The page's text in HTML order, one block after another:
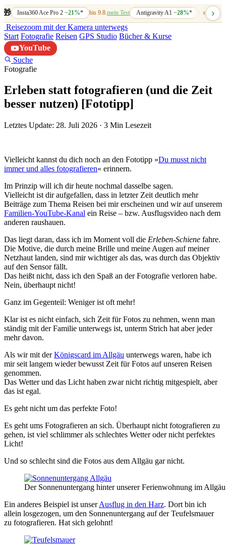
🎁 Insta360 Ace Pro 2−21%* bis 9.8.mein Test Antigravity A1 −28%* bis 7.8.
›
Reisezoom mit der Kamera unterwegs
Start Fotografie Reisen GPS Studio Bücher & Kurse
YouTube
Suche
Fotografie
Erleben statt fotografieren (und die Zeit
besser nutzen) [Fototipp]
Letztes Update: 28. Juli 2026 · 3 Min Lesezeit
Vielleicht kannst du dich noch an den Fototipp »Du musst nicht
immer und alles fotografieren« erinnern.
Im Prinzip will ich dir heute nochmal dasselbe sagen.
Vielleicht ist dir aufgefallen, dass in letzter Zeit deutlich mehr
Beiträge zum Thema Reisen bei mir erscheinen und wir auf unserem
Familien-YouTube-Kanal ein Reise – bzw. Ausflugsvideo nach dem
anderen raushauen.
Das liegt daran, dass ich im Moment voll die Erleben-Schiene fahre.
Die Motive, die durch meine Brille und meine Augen auf meiner
Netzhaut landen, sind mir wichtiger als das, was durch das Objektiv
auf den Sensor fällt.
Das heißt nicht, dass ich den Spaß an der Fotografie verloren habe.
Nein, überhaupt nicht!
Ganz im Gegenteil: Weniger ist oft mehr!
Klar ist es nicht einfach, sich Zeit für Fotos zu nehmen, wenn man
ständig mit der Familie unterwegs ist, unterm Strich hat aber jeder
mehr davon.
Als wir mit derKönigscard im Allgäu unterwegs waren, habe ich
mir seit langem wieder bewusst Zeit für Fotos auf unseren Reisen
genommen.
Das Wetter und das Licht haben zwar nicht richtig mitgespielt, aber
das ist egal.
Es geht nicht um das perfekte Foto!
Es geht ums Fotografieren an sich. Überhaupt nicht fotografieren zu
gehen, ist viel schlimmer als schlechtes Wetter oder nicht perfektes
Licht!
Und so schlecht sind die Fotos aus dem Allgäu gar nicht.
Der Sonnenuntergang hinter unserer Ferienwohnung im
Ein anderes Beispiel ist unserAusflug in den Harz. Dort bin ich
allein losgezogen, um den Sonnenuntergang auf der Teufelsmauer
zu fotografieren. Hat sich gelohnt!